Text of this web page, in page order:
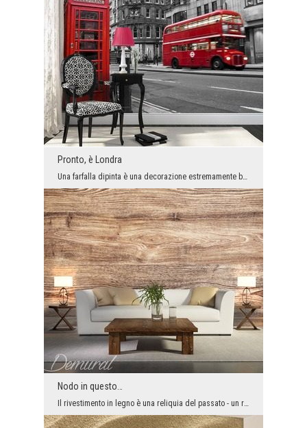
Pronto, è Londra
Una farfalla dipinta è una decorazione estremamente bella, deliziosamente effimera. È utlizzata c...
Nodo in questo…
Il rivestimento in legno è una reliquia del passato - un ricordo vergognoso del periodo comunista...